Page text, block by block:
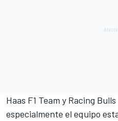
Haas F1 Team y Racing Bulls
especialmente el equipo